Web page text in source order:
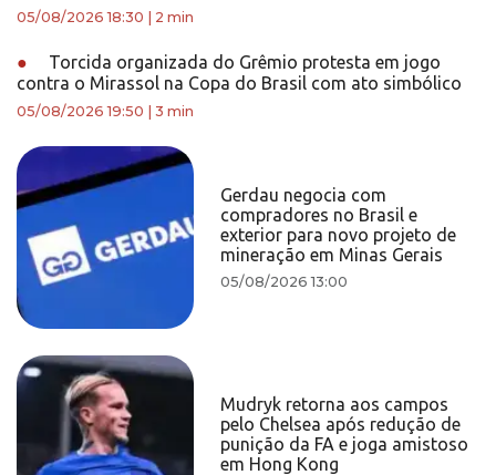
05/08/2026 18:30 2 min
●
Torcida organizada do Grêmio protesta em jogo
contra o Mirassol na Copa do Brasil com ato simbólico
05/08/2026 19:50 3 min
Gerdau negocia com
compradores no Brasil e
exterior para novo projeto de
mineração em Minas Gerais
05/08/2026 13:00
Mudryk retorna aos campos
pelo Chelsea após redução de
punição da FA e joga amistoso
em Hong Kong